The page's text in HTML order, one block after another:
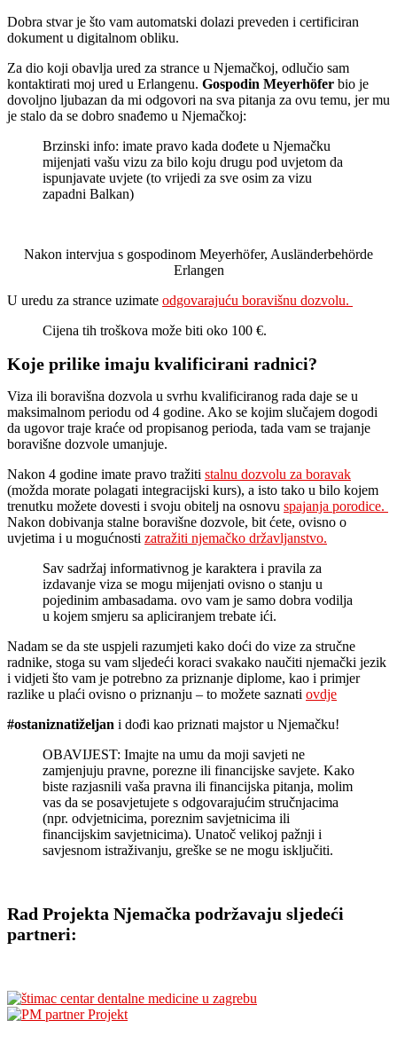
Dobra stvar je što vam automatski dolazi preveden i certificiran
dokument u digitalnom obliku.
Za dio koji obavlja ured za strance u Njemačkoj, odlučio sam
kontaktirati moj ured u Erlangenu. Gospodin Meyerhöfer bio je
dovoljno ljubazan da mi odgovori na sva pitanja za ovu temu, jer mu
je stalo da se dobro snađemo u Njemačkoj:
Brzinski info: imate pravo kada dođete u Njemačku
mijenjati vašu vizu za bilo koju drugu pod uvjetom da
ispunjavate uvjete (to vrijedi za sve osim za vizu
zapadni Balkan)
Nakon intervjua s gospodinom Meyerhöfer, Ausländerbehörde
Erlangen
U uredu za strance uzimate odgovarajuću boravišnu dozvolu.
Cijena tih troškova može biti oko 100 €.
Koje prilike imaju kvalificirani radnici?
Viza ili boravišna dozvola u svrhu kvalificiranog rada daje se u
maksimalnom periodu od 4 godine. Ako se kojim slučajem dogodi
da ugovor traje kraće od propisanog perioda, tada vam se trajanje
boravišne dozvole umanjuje.
Nakon 4 godine imate pravo tražiti stalnu dozvolu za boravak
(možda morate polagati integracijski kurs), a isto tako u bilo kojem
trenutku možete dovesti i svoju obitelj na osnovu spajanja porodice.
Nakon dobivanja stalne boravišne dozvole, bit ćete, ovisno o
uvjetima i u mogućnosti zatražiti njemačko državljanstvo.
Sav sadržaj informativnog je karaktera i pravila za
izdavanje viza se mogu mijenjati ovisno o stanju u
pojedinim ambasadama. ovo vam je samo dobra vodilja
u kojem smjeru sa apliciranjem trebate ići.
Nadam se da ste uspjeli razumjeti kako doći do vize za stručne
radnike, stoga su vam sljedeći koraci svakako naučiti njemački jezik
i vidjeti što vam je potrebno za priznanje diplome, kao i primjer
razlike u plaći ovisno o priznanju – to možete saznati ovdje
#ostaniznatiželjan i dođi kao priznati majstor u Njemačku!
OBAVIJEST: Imajte na umu da moji savjeti ne
zamjenjuju pravne, porezne ili financijske savjete. Kako
biste razjasnili vaša pravna ili financijska pitanja, molim
vas da se posavjetujete s odgovarajućim stručnjacima
(npr. odvjetnicima, poreznim savjetnicima ili
financijskim savjetnicima). Unatoč velikoj pažnji i
savjesnom istraživanju, greške se ne mogu isključiti.
Rad Projekta Njemačka podržavaju sljedeći
partneri: